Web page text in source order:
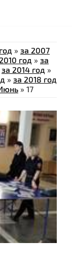
» за 2007
год » за
за 2014 год »
» за 2018 год
» 17